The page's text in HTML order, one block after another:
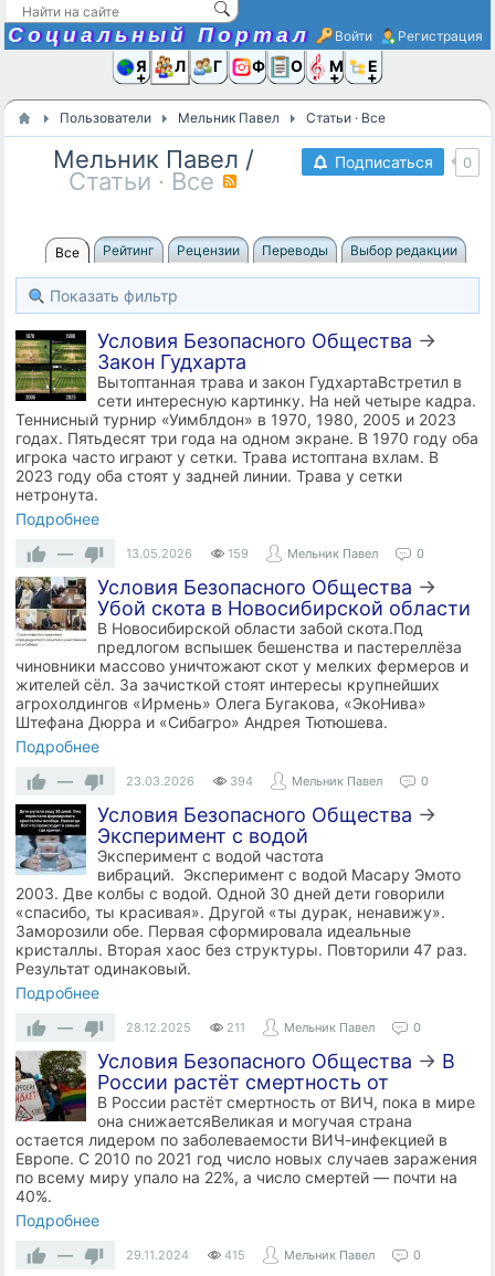
Социальный Портал Войти Регистрация
Я иЛюди
Группы
Фото Ещё
Пользователи Мельник Павел Статьи · Все
Подписаться 0
Мельник Павел /
Статьи · Все
Все Рейтинг Рецензии Переводы Выбор редакции
Показать фильтр
Условия Безопасного Общества →
Закон Гудхарта
Вытоптанная трава и закон ГудхартаВстретил в
сети интересную картинку. На ней четыре кадра.
Теннисный турнир «Уимблдон» в 1970, 1980, 2005 и 2023
годах. Пятьдесят три года на одном экране. В 1970 году оба
игрока часто играют у сетки. Трава истоптана вхлам. В
2023 году оба стоят у задней линии. Трава у сетки
нетронута.
Подробнее
—
13.05.2026 159 Мельник Павел 0
Условия Безопасного Общества →
Убой скота в ​Новосибирской области
В Новосибирской области забой скота.Под
предлогом вспышек бешенства и пастереллёза
чиновники массово уничтожают скот у мелких фермеров и
жителей сёл. За зачисткой стоят интересы крупнейших
агрохолдингов «Ирмень» Олега Бугакова, «ЭкоНива»
Штефана Дюрра и «Сибагро» Андрея Тютюшева.
Подробнее
—
23.03.2026 394 Мельник Павел 0
Условия Безопасного Общества →
Эксперимент с водой
Эксперимент с водой частота
вибраций. Эксперимент с водой Масару Эмото
2003. Две колбы с водой. Одной 30 дней дети говорили
«спасибо, ты красивая». Другой «ты дурак, ненавижу».
Заморозили обе. Первая сформировала идеальные
кристаллы. Вторая хаос без структуры. Повторили 47 раз.
Результат одинаковый.
Подробнее
—
28.12.2025 211 Мельник Павел 0
Условия Безопасного Общества → В
России растёт смертность от
В России растёт смертность от ВИЧ, пока в мире
она снижаетсяВеликая и могучая страна
остается лидером по заболеваемости ВИЧ-инфекцией в
Европе. С 2010 по 2021 год число новых случаев заражения
по всему миру упало на 22%, а число смертей — почти на
40%.
Подробнее
—
29.11.2024 415 Мельник Павел 0